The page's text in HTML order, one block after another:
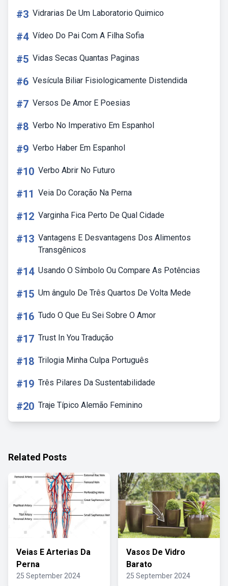
#3 Vidrarias De Um Laboratorio Quimico
#4 Vídeo Do Pai Com A Filha Sofia
#5 Vidas Secas Quantas Paginas
#6 Vesícula Biliar Fisiologicamente Distendida
#7 Versos De Amor E Poesias
#8 Verbo No Imperativo Em Espanhol
#9 Verbo Haber Em Espanhol
#10 Verbo Abrir No Futuro
#11 Veia Do Coração Na Perna
#12 Varginha Fica Perto De Qual Cidade
#13 Vantagens E Desvantagens Dos Alimentos
Transgênicos
#14 Usando O Símbolo Ou Compare As Potências
#15 Um ângulo De Três Quartos De Volta Mede
#16 Tudo O Que Eu Sei Sobre O Amor
#17 Trust In You Tradução
#18 Trilogia Minha Culpa Português
#19 Três Pilares Da Sustentabilidade
#20 Traje Típico Alemão Feminino
Related Posts
Veias E Arterias Da
Perna
25 September 2024
Vasos De Vidro
Barato
25 September 2024